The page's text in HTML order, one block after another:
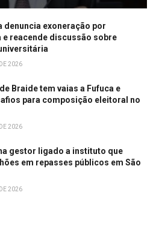
denuncia exoneração por
e reacende discussão sobre
2026
Braide tem vaias a Fufuca e
para composição eleitoral no
2026
gestor ligado a instituto que
em repasses públicos em São
2026